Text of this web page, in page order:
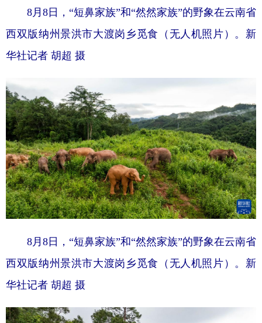
8月8日，“短鼻家族”和“然然家族”的野象在云南省
西双版纳州景洪市大渡岗乡觅食（无人机照片）。 新
华社记者 胡超 摄
8月8日，“短鼻家族”和“然然家族”的野象在云南省
西双版纳州景洪市大渡岗乡觅食（无人机照片）。 新
华社记者 胡超 摄